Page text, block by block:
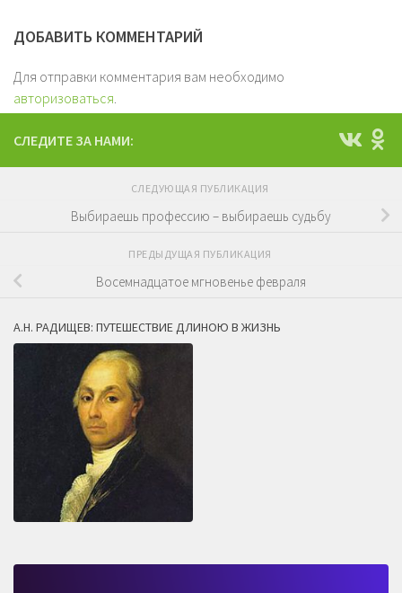
ДОБАВИТЬ КОММЕНТАРИЙ
Для отправки комментария вам необходимо
авторизоваться.
СЛЕДИТЕ ЗА НАМИ:
СЛЕДУЮЩАЯ ПУБЛИКАЦИЯ
Выбираешь профессию – выбираешь судьбу
ПРЕДЫДУЩАЯ ПУБЛИКАЦИЯ
Восемнадцатое мгновенье февраля
А.Н. РАДИЩЕВ: ПУТЕШЕСТВИЕ ДЛИНОЮ В ЖИЗНЬ